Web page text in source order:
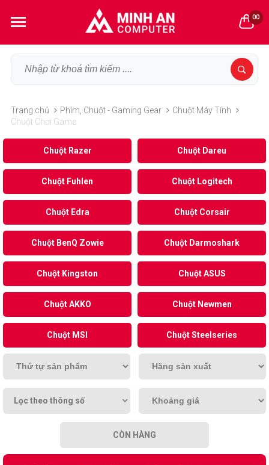
00
Trang chủ Phím, Chuột - Gaming Gear
Chuột Máy Tính
Chuột Chơi Game
Chuột Razer Chuột Dareu
Chuột Fuhlen Chuột Logitech
Chuột Edra Chuột Corsair
Chuột BenQ Zowie Chuột Darmoshark
Chuột Kingston Chuột ASUS
Chuột AKKO Chuột Newmen
Chuột MSI Chuột Steelseries
Lọc theo thông số
CÒN HÀNG